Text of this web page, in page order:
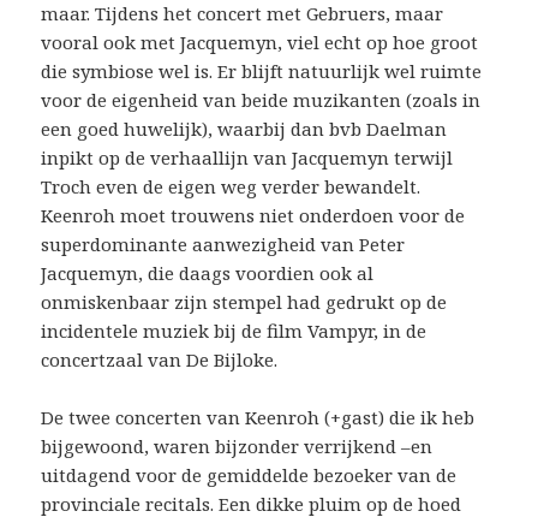
maar. Tijdens het concert met Gebruers, maar
vooral ook met Jacquemyn, viel echt op hoe groot
die symbiose wel is. Er blijft natuurlijk wel ruimte
voor de eigenheid van beide muzikanten (zoals in
een goed huwelijk), waarbij dan bvb Daelman
inpikt op de verhaallijn van Jacquemyn terwijl
Troch even de eigen weg verder bewandelt.
Keenroh moet trouwens niet onderdoen voor de
superdominante aanwezigheid van Peter
Jacquemyn, die daags voordien ook al
onmiskenbaar zijn stempel had gedrukt op de
incidentele muziek bij de film Vampyr, in de
concertzaal van De Bijloke.
De twee concerten van Keenroh (+gast) die ik heb
bijgewoond, waren bijzonder verrijkend –en
uitdagend voor de gemiddelde bezoeker van de
provinciale recitals. Een dikke pluim op de hoed